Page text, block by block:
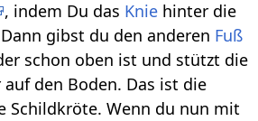
, indem Du das Knie hinter die
gibst du den anderen Fuß
schon oben ist und stützt die
den Boden. Das ist die
Schildkröte. Wenn du nun mit